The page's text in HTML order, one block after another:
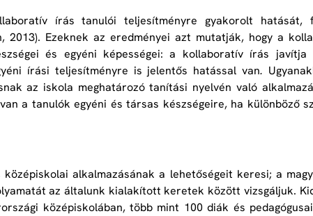
írás tanulói teljesítményre gyakorolt hatását,
2013). Ezeknek az eredményei azt mutatják, hogy a
és egyéni képességei: a kollaboratív írás
írási teljesítményre is jelentős hatással van.
az iskola meghatározó tanítási nyelvén való
a tanulók egyéni és társas készségeire, ha különböző
alkalmazásának a lehetőségeit keresi; a
az általunk kialakított keretek között vizsgáljuk.
középiskolában, több mint 100 diák és